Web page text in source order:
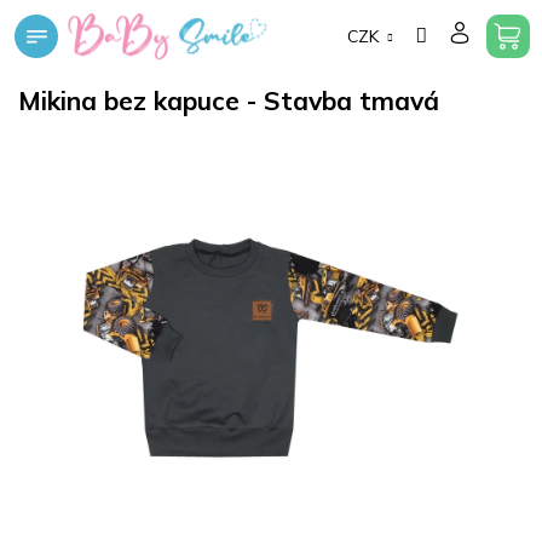
Přejít
na
CZK
Mikina bez kapuce - Stavba tmavá